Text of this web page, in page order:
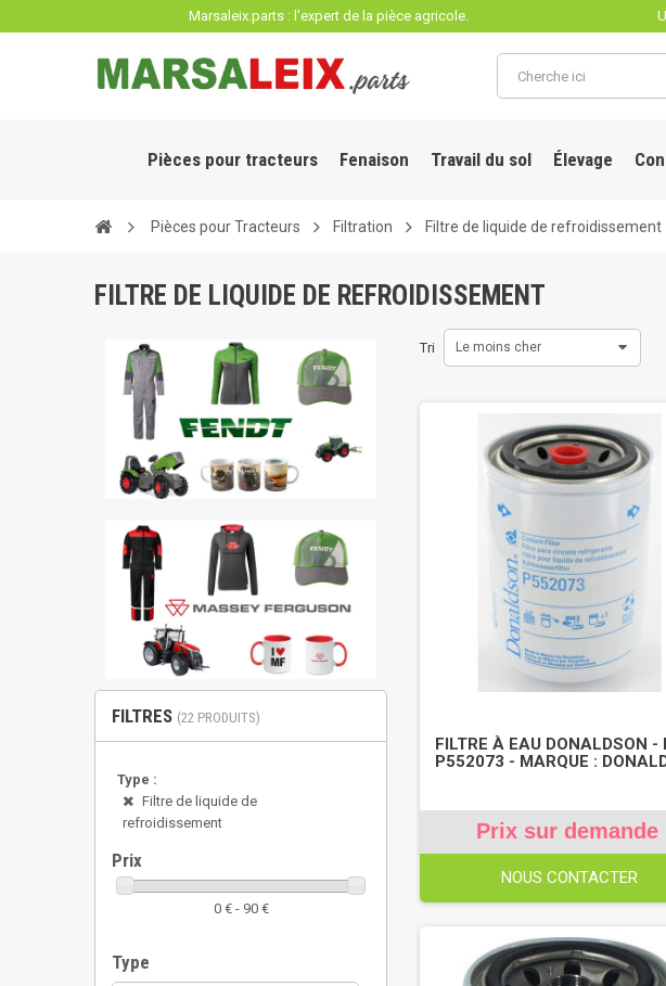
Marsaleix.parts : l'expert de la pièce agricole.
Pièces pour tracteurs Fenaison Travail du sol Élevage
Pièces pour Tracteurs Filtration Filtre de liquide de refroidissement
FILTRE DE LIQUIDE DE REFROIDISSEMENT
FILTRES (22 PRODUITS)
Type :
Filtre de liquide de
refroidissement
Prix
0 € - 90 €
Type
Tri Le moins cher
FILTRE À EAU DONALDSON -
P552073 - MARQUE :
Prix sur demande
NOUS CONTACTER
Panneau de gestion des cookies